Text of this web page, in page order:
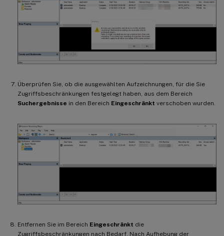
Überprüfen Sie, ob die ausgewählten Aufzeichnungen, für die Sie
Zugriffsbeschränkungen festgelegt haben, aus dem Bereich
Suchergebnisse in den Bereich Eingeschränkt verschoben wurden.
Entfernen Sie im Bereich Eingeschränkt die
Zugriffsbeschränkungen nach Bedarf. Nach Aufhebung der